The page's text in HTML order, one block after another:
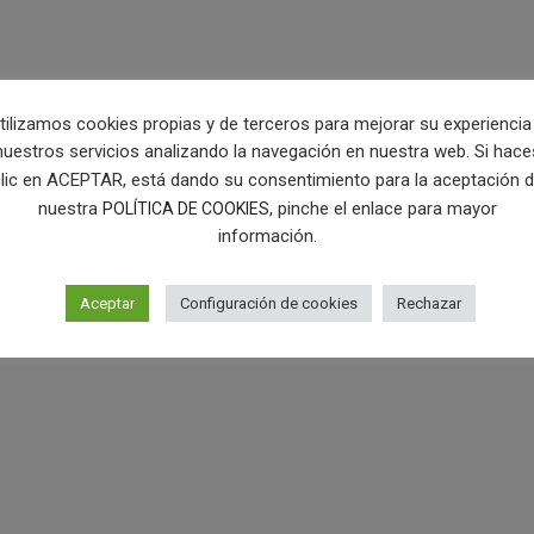
cookies propias y de terceros para mejorar su
servicios analizando la navegación en nuestra web. Si
en ACEPTAR, está dando su consentimiento para la aceptación
nuestra POLÍTICA DE COOKIES, pinche el enlace para mayor
información.
Aceptar Configuración de cookies Rechazar